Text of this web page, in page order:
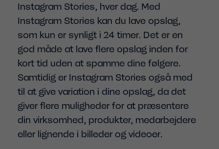
Instagram Stories, hver dag. Med
Instagram Stories kan du lave opslag,
som kun er synligt i 24 timer. Det er en
god måde at lave flere opslag inden for
kort tid uden at spamme dine følgere.
Samtidig er Instagram Stories også med
til at give variation i dine opslag, da det
giver flere muligheder for at præsentere
din virksomhed, produkter, medarbejdere
eller lignende i billeder og videoer.